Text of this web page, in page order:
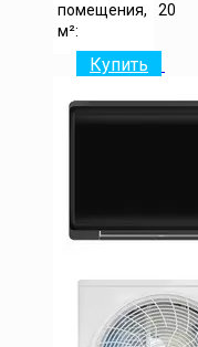
помещения,
м²:
20
Купить